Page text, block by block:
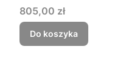
Cena
805,00 zł
Do koszyka